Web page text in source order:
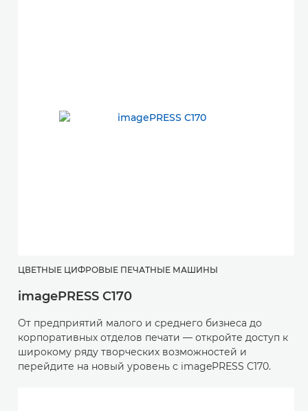
ЦВЕТНЫЕ ЦИФРОВЫЕ ПЕЧАТНЫЕ МАШИНЫ
imagePRESS C170
От предприятий малого и среднего бизнеса до
корпоративных отделов печати — откройте доступ к
широкому ряду творческих возможностей и
перейдите на новый уровень с imagePRESS C170.